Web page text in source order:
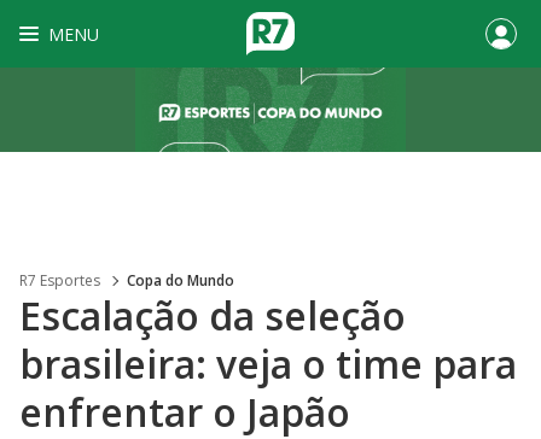
MENU
R7 Esportes Copa do Mundo
Escalação da seleção
brasileira: veja o time para
enfrentar o Japão